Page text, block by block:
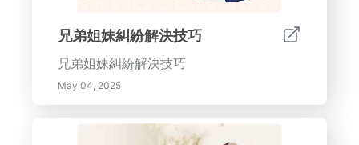
兄弟姐妹糾紛解決技巧
兄弟姐妹糾紛解決技巧
May 04, 2025